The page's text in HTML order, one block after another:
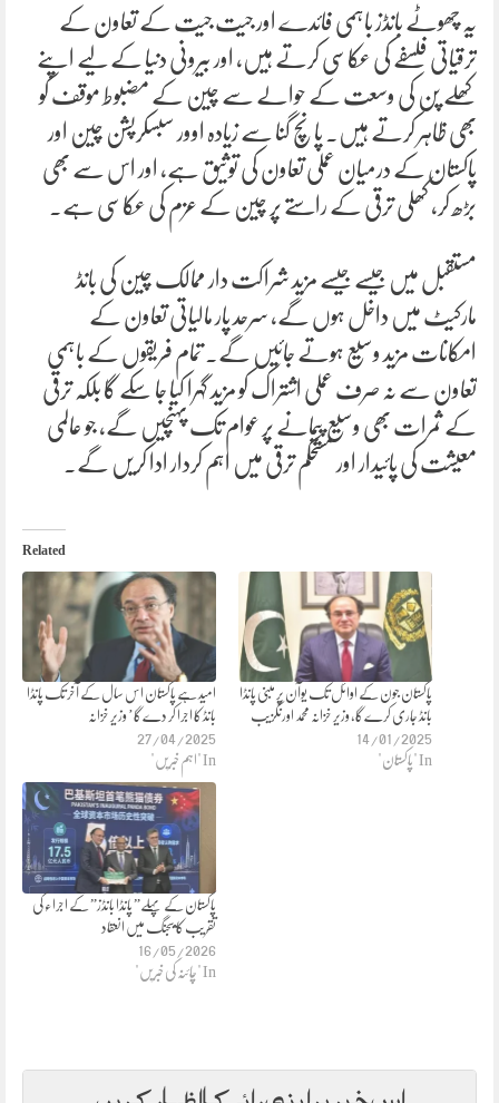
یہ چھوٹے بانڈز باہمی فائدے اور جیت جیت کے تعاون کے
ترقیاتی فلسفے کی عکاسی کرتے ہیں، اور بیرونی دنیا کے لیے اپنے
کھلے پن کی وسعت کے حوالے سے چین کے مضبوط موقف کو
بھی ظاہر کرتے ہیں۔ پانچ گنا سے زیادہ اوور سبسکرپشن چین اور
پاکستان کے درمیان عملی تعاون کی توثیق ہے، اور اس سے بھی
بڑھ کر، کھلی ترقی کے راستے پر چین کے عزم کی عکاسی ہے۔
مستقبل میں جیسے جیسے مزید شراکت دار ممالک چین کی بانڈ
مارکیٹ میں داخل ہوں گے، سرحد پار مالیاتی تعاون کے
امکانات مزید وسیع ہوتے جائیں گے۔ تمام فریقوں کے باہمی
تعاون سے نہ صرف عملی اشتراک کو مزید گہرا کیا جا سکے گا بلکہ ترقی
کے ثمرات بھی وسیع پیمانے پر عوام تک پہنچیں گے، جو عالمی
معیشت کی پائیدار اور مستحکم ترقی میں اہم کردار ادا کریں گے۔
Related
امید ہے پاکستان اس سال کے آخر تک پانڈا
بانڈ کا اجرا کر دے گا’ وزیر خزانہ
27/04/2025
In "اہم خبریں"
پاکستان جون کے اوائل تک یوآن پر مبنی پانڈا
بانڈ جاری کرے گا، وزیر خزانہ محمد اورنگزیب
14/01/2025
In "پاکستان"
پاکستان کے پہلے” پانڈا بانڈز” کے اجراء کی
تقریب کا بیجنگ میں انعقاد
16/05/2026
In "چائنہ کی خبریں"